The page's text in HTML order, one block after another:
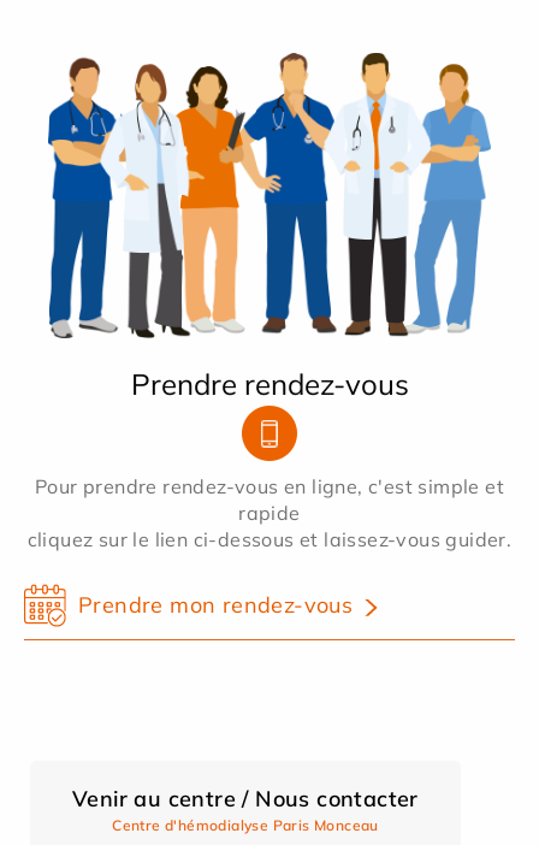
Prendre rendez-vous
Pour prendre rendez-vous en ligne, c'est simple et
rapide
cliquez sur le lien ci-dessous et laissez-vous guider.
Prendre mon rendez-vous
Venir au centre / Nous contacter
Centre d'hémodialyse Paris Monceau